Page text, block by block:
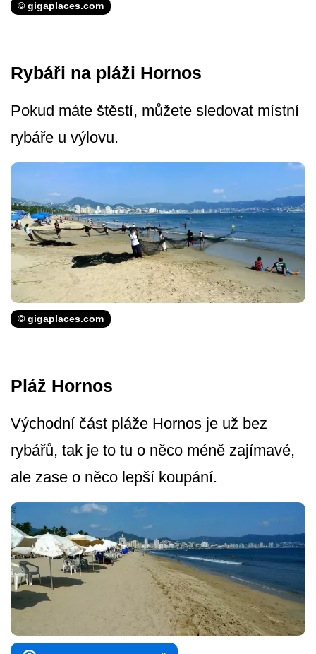
© gigaplaces.com
Rybáři na pláži Hornos
Pokud máte štěstí, můžete sledovat místní
rybáře u výlovu.
© gigaplaces.com
Pláž Hornos
Východní část pláže Hornos je už bez
rybářů, tak je to tu o něco méně zajímavé,
ale zase o něco lepší koupání.